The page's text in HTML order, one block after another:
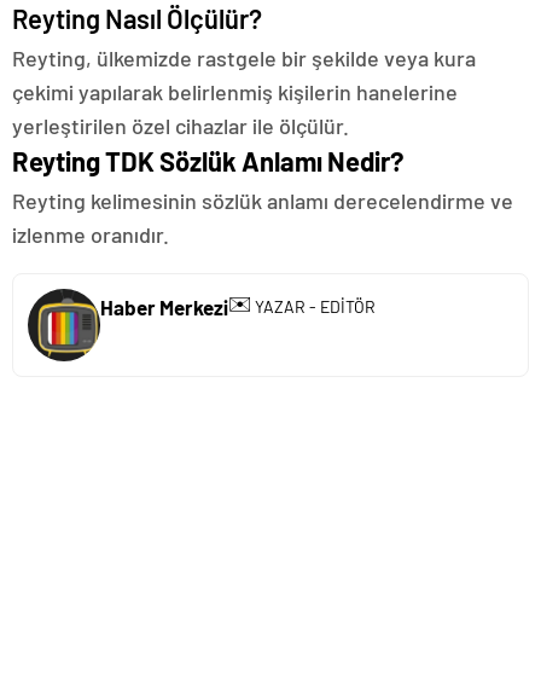
Reyting Nasıl Ölçülür?
Reyting, ülkemizde rastgele bir şekilde veya kura
çekimi yapılarak belirlenmiş kişilerin hanelerine
yerleştirilen özel cihazlar ile ölçülür.
Reyting TDK Sözlük Anlamı Nedir?
Reyting kelimesinin sözlük anlamı derecelendirme ve
izlenme oranıdır.
Haber Merkezi✉️ YAZAR - EDİTÖR